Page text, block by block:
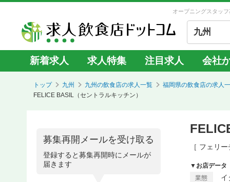
オープニングスタッ
九州
新着求人 求人特集 注目求人 会社
トップ 九州 九州の飲食店の求人一覧
福岡県の飲食店の求人
FELICE BASIL（セントラルキッチン）
募集再開メールを受け取る
登録すると募集再開時にメールが
届きます
［ フェリ
▼お店データ
業態
イ